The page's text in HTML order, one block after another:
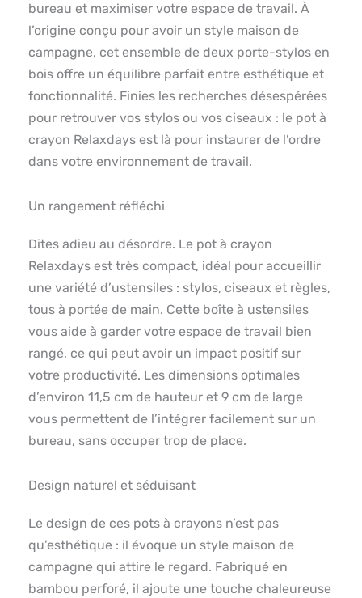
bureau et maximiser votre espace de travail. À
l’origine conçu pour avoir un style maison de
campagne, cet ensemble de deux porte-stylos en
bois offre un équilibre parfait entre esthétique et
fonctionnalité. Finies les recherches désespérées
pour retrouver vos stylos ou vos ciseaux : le pot à
crayon Relaxdays est là pour instaurer de l’ordre
dans votre environnement de travail.
Un rangement réfléchi
Dites adieu au désordre. Le pot à crayon
Relaxdays est très compact, idéal pour accueillir
une variété d’ustensiles : stylos, ciseaux et règles,
tous à portée de main. Cette boîte à ustensiles
vous aide à garder votre espace de travail bien
rangé, ce qui peut avoir un impact positif sur
votre productivité. Les dimensions optimales
d’environ 11,5 cm de hauteur et 9 cm de large
vous permettent de l’intégrer facilement sur un
bureau, sans occuper trop de place.
Design naturel et séduisant
Le design de ces pots à crayons n’est pas
qu’esthétique : il évoque un style maison de
campagne qui attire le regard. Fabriqué en
bambou perforé, il ajoute une touche chaleureuse